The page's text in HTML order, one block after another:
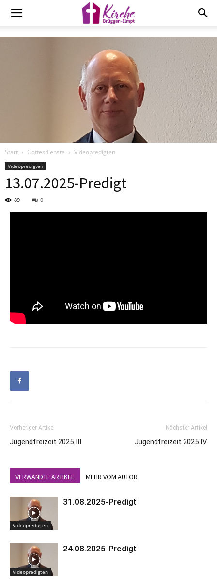
Start Gottesdienste Videopredigten
Videopredigten
13.07.2025-Predigt
89 0
Vorheriger Artikel
Jugendfreizeit 2025 III
Nächster Artikel
Jugendfreizeit 2025 IV
VERWANDTE ARTIKEL MEHR VOM AUTOR
Videopredigten
31.08.2025-Predigt
Videopredigten
24.08.2025-Predigt